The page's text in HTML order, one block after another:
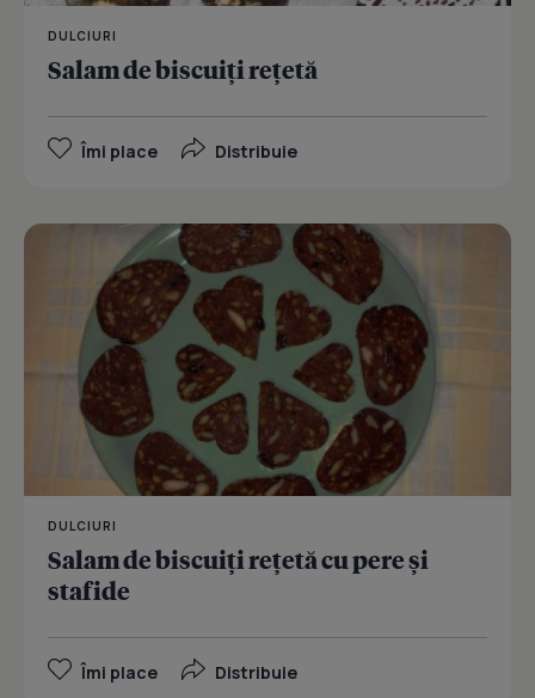
DULCIURI
Salam de biscuiţi reţetă
Îmi place Distribuie
DULCIURI
Salam de biscuiţi reţetă cu pere și
stafide
Îmi place Distribuie